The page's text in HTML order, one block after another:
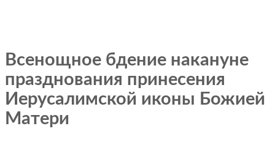
Всенощное бдение накануне
празднования принесения
Иерусалимской иконы Божией
Матери